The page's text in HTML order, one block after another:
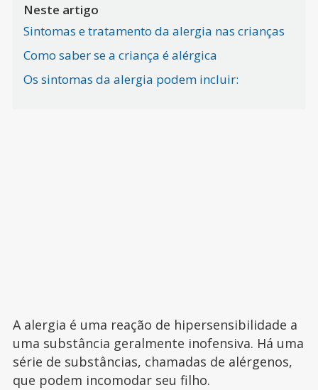
Neste artigo
Sintomas e tratamento da alergia nas crianças
Como saber se a criança é alérgica
Os sintomas da alergia podem incluir:
A alergia é uma reação de hipersensibilidade a
uma substância geralmente inofensiva. Há uma
série de substâncias, chamadas de alérgenos,
que podem incomodar seu filho.